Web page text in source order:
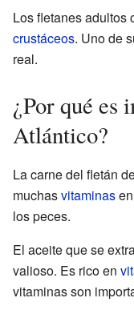
Los fletanes adultos
crustáceos. Uno de
real.
¿Por qué es
Atlántico?
La carne del fletán
muchasvitaminas
los peces.
El aceite que se
valioso. Es rico en
vitaminas son